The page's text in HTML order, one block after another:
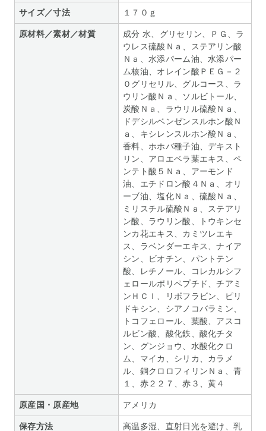
サイズ／寸法 １７０ｇ
原材料／素材／材質
成分 水、グリセリン、ＰＧ、ラ
ウレス硫酸Ｎａ、ステアリン酸
Ｎａ、水添パーム油、水添パー
ム核油、オレイン酸ＰＥＧ－２
０グリセリル、グルコース、ラ
ウリン酸Ｎａ、ソルビトール、
炭酸Ｎａ、ラウリル硫酸Ｎａ、
ドデシルベンゼンスルホン酸Ｎ
ａ、キシレンスルホン酸Ｎａ、
香料、ホホバ種子油、デキスト
リン、アロエベラ葉エキス、ペ
ンテト酸５Ｎａ、アーモンド
油、エチドロン酸４Ｎａ、オリ
ーブ油、塩化Ｎａ、硫酸Ｎａ、
ミリスチル硫酸Ｎａ、ステアリ
ン酸、ラウリン酸、トウキンセ
ンカ花エキス、カミツレエキ
ス、ラベンダーエキス、ナイア
シン、ビオチン、パントテン
酸、レチノール、コレカルシフ
ェロールポリペプチド、チアミ
ンＨＣｌ、リボフラビン、ピリ
ドキシン、シアノコバラミン、
トコフェロール、葉酸、アスコ
ルビン酸、酸化鉄、酸化チタ
ン、グンジョウ、水酸化クロ
ム、マイカ、シリカ、カラメ
ル、銅クロロフィリンＮａ、青
１、赤２２７、赤３、黄４
原産国・原産地 アメリカ
保存方法
高温多湿、直射日光を避け、乳